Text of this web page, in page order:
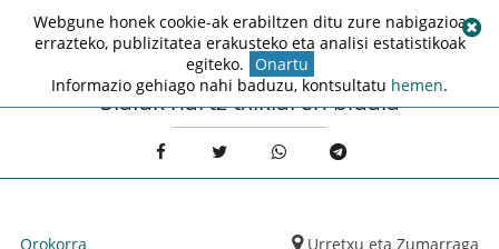
Sialuk hartz txikiaren bidaia
Orokorra Urretxu eta Zumarraga
Webgune honek cookie-ak erabiltzen ditu zure nabigazioa
errazteko, publizitatea erakusteko eta analisi estatistikoak
egiteko. Onartu
Informazio gehiago nahi baduzu, kontsultatu hemen.